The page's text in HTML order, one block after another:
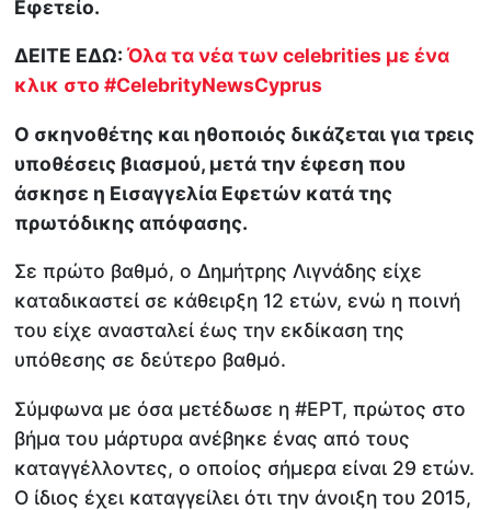
Εφετείο.
ΔΕΙΤΕ ΕΔΩ:Όλα τα νέα των celebrities με ένα
κλικ στο #CelebrityNewsCyprus
Ο σκηνοθέτης και ηθοποιός δικάζεται για τρεις
υποθέσεις βιασμού, μετά την έφεση που
άσκησε η Εισαγγελία Εφετών κατά της
πρωτόδικης απόφασης.
Σε πρώτο βαθμό, ο Δημήτρης Λιγνάδης είχε
καταδικαστεί σε κάθειρξη 12 ετών, ενώ η ποινή
του είχε ανασταλεί έως την εκδίκαση της
υπόθεσης σε δεύτερο βαθμό.
Σύμφωνα με όσα μετέδωσε η #ΕΡΤ, πρώτος στο
βήμα του μάρτυρα ανέβηκε ένας από τους
καταγγέλλοντες, ο οποίος σήμερα είναι 29 ετών.
Ο ίδιος έχει καταγγείλει ότι την άνοιξη του 2015,